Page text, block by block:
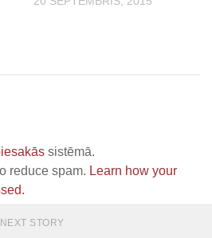
sistēmā.
reduce spam. Learn how your
NEXT STORY